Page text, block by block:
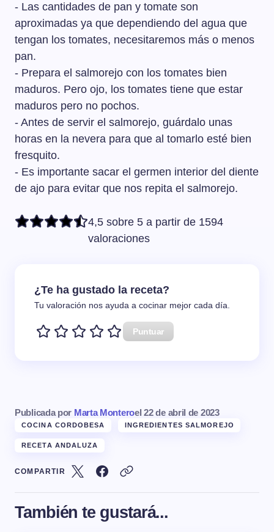
salmorejo lleva bastante cantidad de pan y el gazpacho
solo un poquito. Y al gazpacho se le añade agua para
aligerarlo y al salmorejo no.
- Las cantidades de pan y tomate son
aproximadas ya que dependiendo del agua que
tengan los tomates, necesitaremos más o menos
pan.
- Prepara el salmorejo con los tomates bien
maduros. Pero ojo, los tomates tiene que estar
maduros pero no pochos.
- Antes de servir el salmorejo, guárdalo unas
horas en la nevera para que al tomarlo esté bien
fresquito.
- Es importante sacar el germen interior del diente
de ajo para evitar que nos repita el salmorejo.
4,5 sobre 5 a partir de 1594
valoraciones
¿Te ha gustado la receta?
Tu valoración nos ayuda a cocinar mejor cada día.
Puntuar
Publicada por Marta Monteroel 22 de abril de 2023
COCINA CORDOBESA INGREDIENTES SALMOREJO
RECETA ANDALUZA
COMPARTIR
También te gustará...